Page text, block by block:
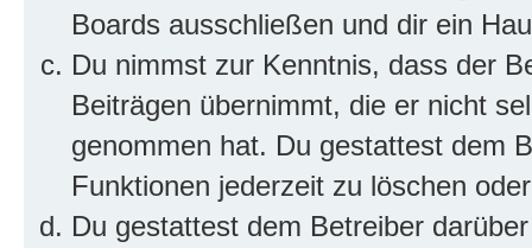
Boards ausschließen und dir ein
Du nimmst zur Kenntnis, dass der
Beiträgen übernimmt, die er nicht
genommen hat. Du gestattest dem
Funktionen jederzeit zu löschen
Du gestattest dem Betreiber